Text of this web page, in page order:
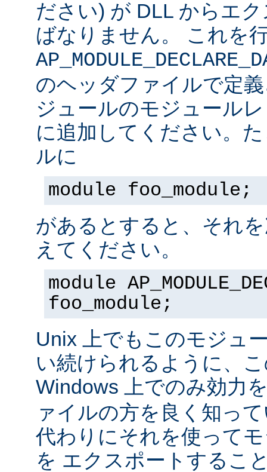
ださい) が DLL からエ
ばなりません。 これを
のヘッダファイルで定
ジュールのモジュール
に追加してください。
ルに
module foo_module;
があるとすると、それ
えてください。
module
foo_module;
Unix 上でもこのモジュ
い続けられるように、
Windows 上でのみ効力
ァイルの方を良く知っ
代わりにそれを使って
を エクスポートするこ